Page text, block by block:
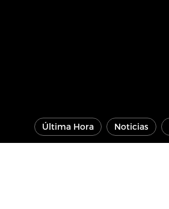
Última Hora Noticias